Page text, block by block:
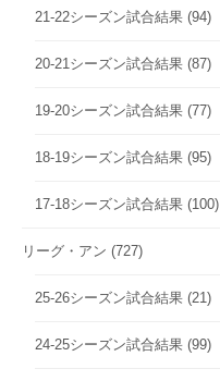
21-22シーズン試合結果 (94)
20-21シーズン試合結果 (87)
19-20シーズン試合結果 (77)
18-19シーズン試合結果 (95)
17-18シーズン試合結果 (100)
リーグ・アン (727)
25-26シーズン試合結果 (21)
24-25シーズン試合結果 (99)